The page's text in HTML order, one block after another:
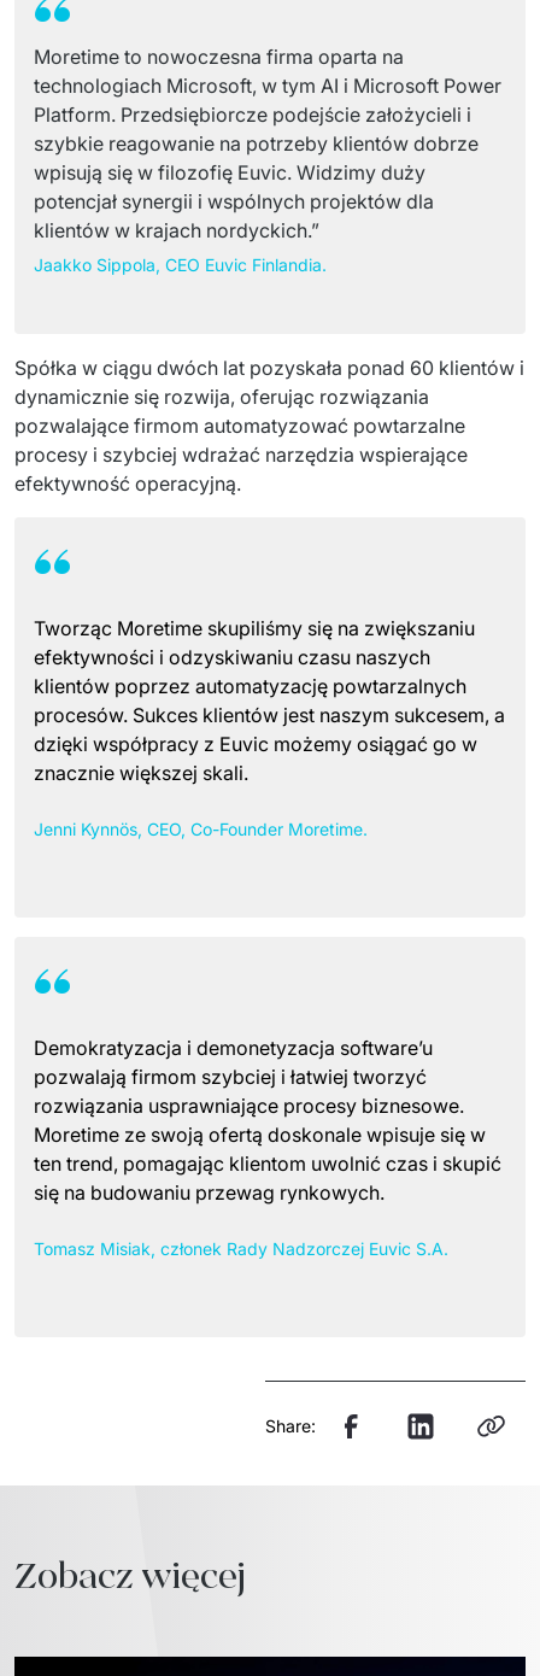
Moretime to nowoczesna firma oparta na
technologiach Microsoft, w tym AI i Microsoft Power
Platform. Przedsiębiorcze podejście założycieli i
szybkie reagowanie na potrzeby klientów dobrze
wpisują się w filozofię Euvic. Widzimy duży
potencjał synergii i wspólnych projektów dla
klientów w krajach nordyckich.”
Jaakko Sippola, CEO Euvic Finlandia.
Spółka w ciągu dwóch lat pozyskała ponad 60 klientów i
dynamicznie się rozwija, oferując rozwiązania
pozwalające firmom automatyzować powtarzalne
procesy i szybciej wdrażać narzędzia wspierające
efektywność operacyjną.
Tworząc Moretime skupiliśmy się na zwiększaniu
efektywności i odzyskiwaniu czasu naszych
klientów poprzez automatyzację powtarzalnych
procesów. Sukces klientów jest naszym sukcesem, a
dzięki współpracy z Euvic możemy osiągać go w
znacznie większej skali.
Jenni Kynnös, CEO, Co-Founder Moretime.
Demokratyzacja i demonetyzacja software’u
pozwalają firmom szybciej i łatwiej tworzyć
rozwiązania usprawniające procesy biznesowe.
Moretime ze swoją ofertą doskonale wpisuje się w
ten trend, pomagając klientom uwolnić czas i skupić
się na budowaniu przewag rynkowych.
Tomasz Misiak, członek Rady Nadzorczej Euvic S.A.
Share:
Zobacz więcej